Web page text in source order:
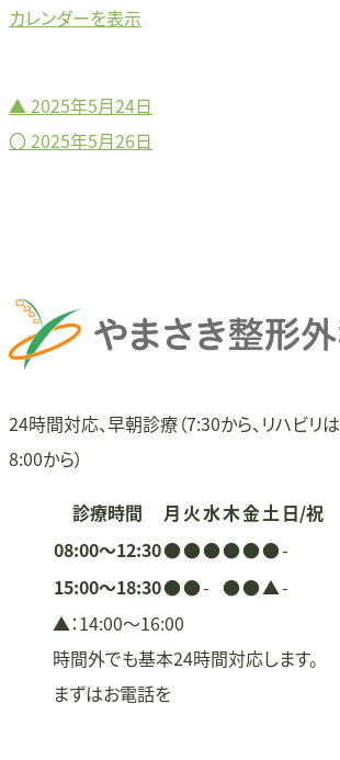
カレンダーを表示
投
ゲ
ー
シ
▲ 2025年5月24日
〇 2025年5月26日
24時間対応、早朝診療（7:30から、リハビリは
8:00から）
診療時間 月 火水木金土日/祝
08:00〜12:30●●●●●●-
15:00〜18:30●●- ●●▲-
▲：14:00〜16:00
時間外でも基本24時間対応します。
まずはお電話を